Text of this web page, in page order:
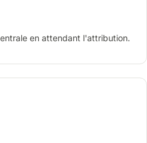
en attendant l'attribution.